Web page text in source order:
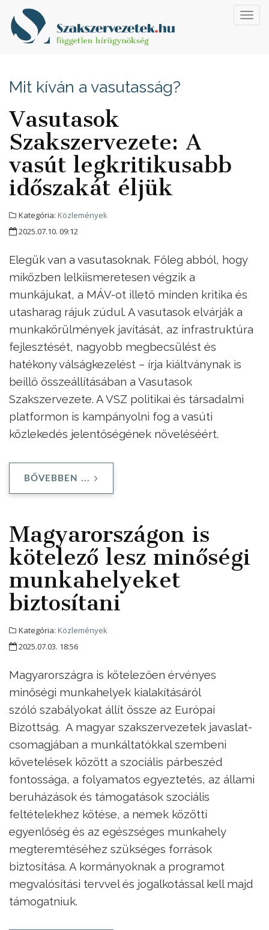
Mit kíván a vasutasság?
Vasutasok
Szakszervezete: A
vasút legkritikusabb
időszakát éljük
Kategória: Közlemények
2025.07.10. 09:12
Elegük van a vasutasoknak. Főleg abból, hogy
miközben lelkiismeretesen végzik a
munkájukat, a MÁV-ot illető minden kritika és
utasharag rájuk zúdul. A vasutasok elvárják a
munkakörülmények javítását, az infrastruktúra
fejlesztését, nagyobb megbecsülést és
hatékony válságkezelést – írja kiáltványnak is
beillő összeállításában a Vasutasok
Szakszervezete. A VSZ politikai és társadalmi
platformon is kampányolni fog a vasúti
közlekedés jelentőségének növeléséért.
BŐVEBBEN ...
Magyarországon is
kötelező lesz minőségi
munkahelyeket
biztosítani
Kategória: Közlemények
2025.07.03. 18:56
Magyarországra is kötelezően érvényes
minőségi munkahelyek kialakításáról
szóló szabályokat állít össze az Európai
Bizottság. A magyar szakszervezetek javaslat-
csomagjában a munkáltatókkal szembeni
követelések között a szociális párbeszéd
fontossága, a folyamatos egyeztetés, az állami
beruházások és támogatások szociális
feltételekhez kötése, a nemek közötti
egyenlőség és az egészséges munkahely
megteremtéséhez szükséges források
biztosítása. A kormányoknak a programot
megvalósítási tervvel és jogalkotással kell majd
támogatniuk.